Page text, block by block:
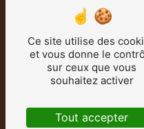
Nos
Boulangerie
Chocolateries
Traiteur
Salon De Thé
Gâteau D’événement
Ce site utilise des
et vous donne le
sur ceux que vous
souhaitez activer
Tout accepter